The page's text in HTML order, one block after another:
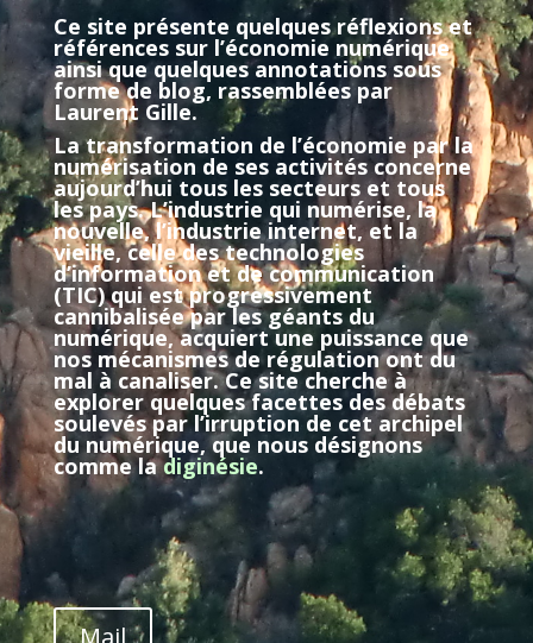
Ce site présente quelques réflexions et
références sur l’économie numérique
ainsi que quelques annotations sous
forme de blog, rassemblées par
Laurent Gille.
La transformation de l’économie par la
numérisation de ses activités concerne
aujourd’hui tous les secteurs et tous
les pays. L’industrie qui numérise, la
nouvelle, l’industrie internet, et la
vieille, celle des technologies
d’information et de communication
(TIC) qui est progressivement
cannibalisée par les géants du
numérique, acquiert une puissance que
nos mécanismes de régulation ont du
mal à canaliser. Ce site cherche à
explorer quelques facettes des débats
soulevés par l’irruption de cet archipel
du numérique, que nous désignons
comme ladiginésie.
Mail